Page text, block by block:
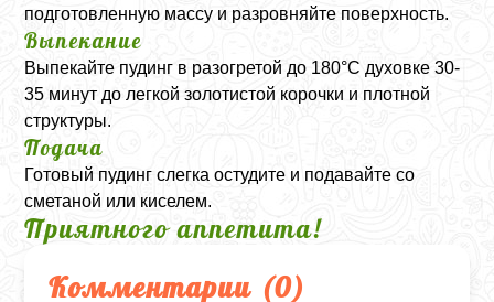
подготовленную массу и разровняйте поверхность.
Выпекание
Выпекайте пудинг в разогретой до 180°C духовке 30-
35 минут до легкой золотистой корочки и плотной
структуры.
Подача
Готовый пудинг слегка остудите и подавайте со
сметаной или киселем.
Приятного аппетита!
Комментарии (0)